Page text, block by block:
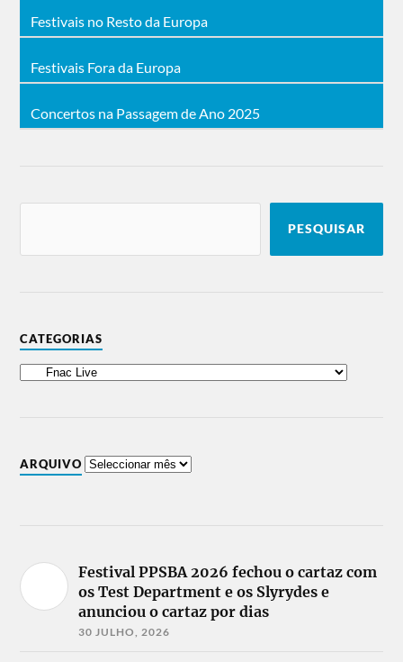
Festivais no Resto da Europa
Festivais Fora da Europa
Concertos na Passagem de Ano 2025
PESQUISAR
CATEGORIAS
ARQUIVO
Festival PPSBA 2026 fechou o cartaz com
os Test Department e os Slyrydes e
anunciou o cartaz por dias
30 JULHO, 2026